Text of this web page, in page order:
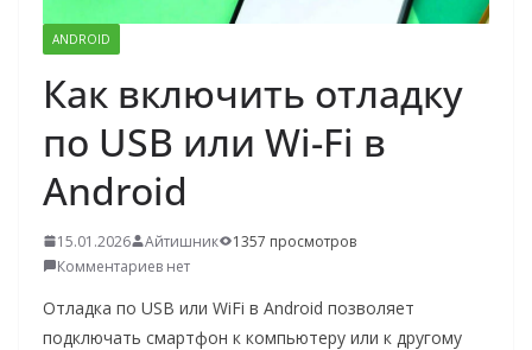
ANDROID
Как включить отладку
по USB или Wi-Fi в
Android
15.01.2026 Айтишник
1357 просмотров
Комментариев нет
Отладка по USB или WiFi в Android позволяет
подключать смартфон к компьютеру или к другому